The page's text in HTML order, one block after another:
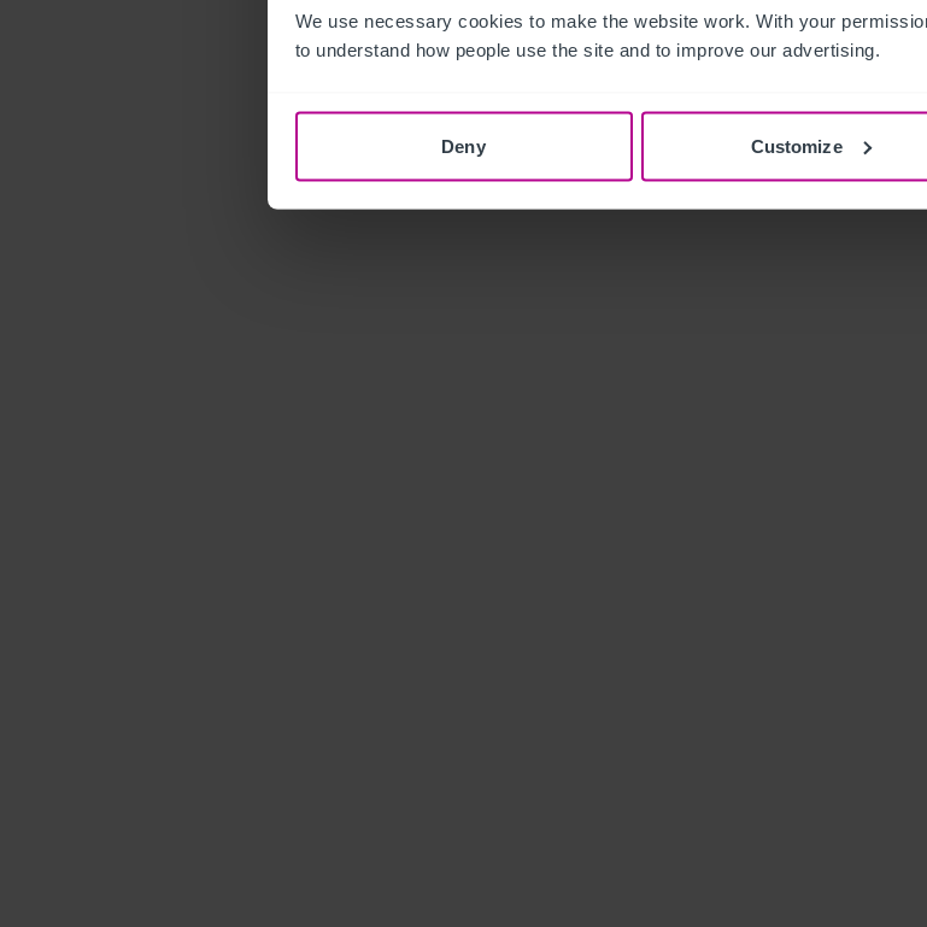
We use necessary cookies to make the website work. With your
to understand how people use the site and to improve our advertising.
Deny Customize